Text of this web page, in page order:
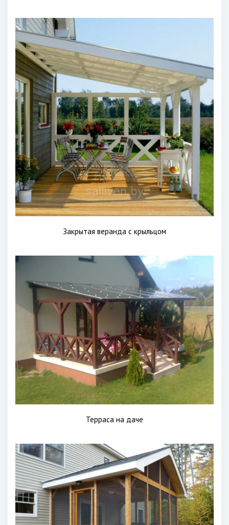
Закрытая веранда с крыльцом
Терраса на даче